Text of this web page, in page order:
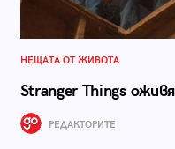
НЕЩАТА ОТ ЖИВОТА
Stranger Things
РЕДАКТОРИТЕ